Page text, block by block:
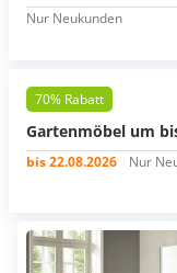
Nur Neukunden
70% Rabatt
Gartenmöbel um
bis 22.08.2026 Nur